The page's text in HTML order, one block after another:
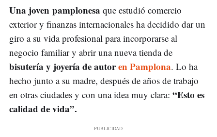
Una joven pamplonesa que estudió comercio
exterior y finanzas internacionales ha decidido dar un
giro a su vida profesional para incorporarse al
negocio familiar y abrir una nueva tienda de
bisutería y joyería de autoren Pamplona. Lo ha
hecho junto a su madre, después de años de trabajo
en otras ciudades y con una idea muy clara: “Esto es
calidad de vida”.